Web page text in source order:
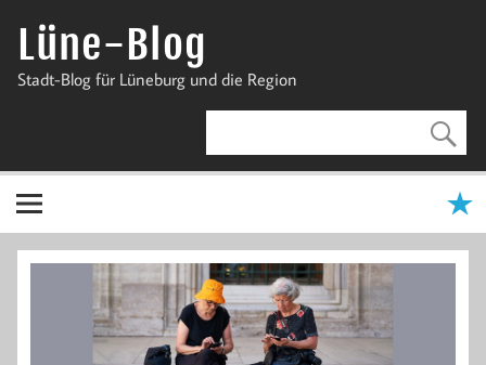
InhaltLüne-Blog
Stadt-Blog für Lüneburg und die Region